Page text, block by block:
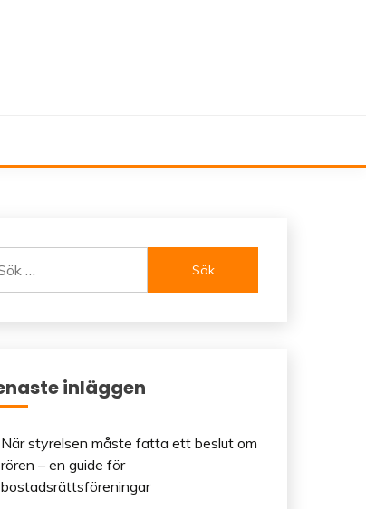
inläggen
När styrelsen måste fatta ett beslut om
rören – en guide för
bostadsrättsföreningar